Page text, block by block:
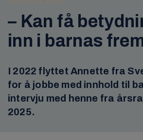
– Kan få
inn i barnas
I 2022 flyttet Annette fra
for å jobbe med innhold til
intervju med henne fra
2025.